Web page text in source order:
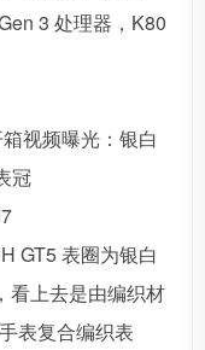
3 处理器，K80
视频曝光：银白
冠
GT5 表圈为银白
看上去是由编织材
表复合编织表